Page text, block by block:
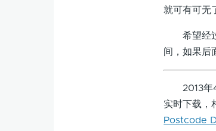
就可有可无
希望经过
间，如果后
2013年4
实时下载，
Postcode